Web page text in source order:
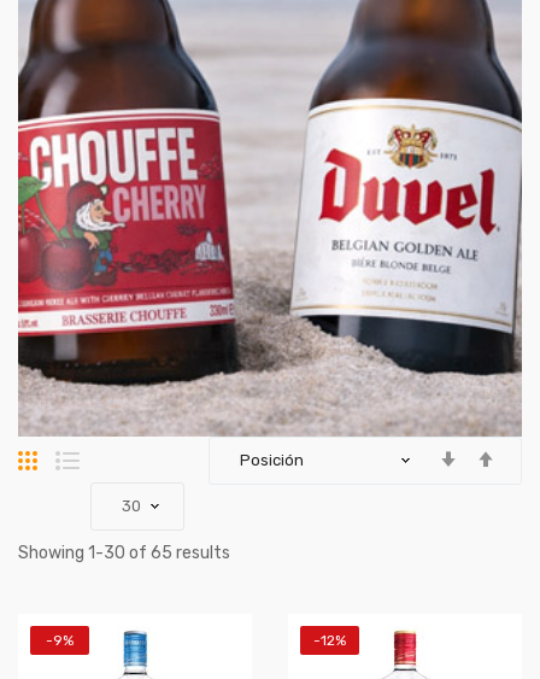
Parrilla
Showing 1-30 of 65 results
-9% -12%